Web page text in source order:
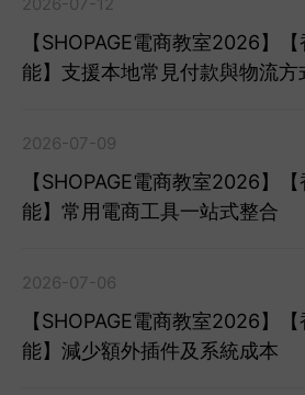
【SHOPAGE電商教室2026】
能】支援本地常見付款與物流方
2026-07-09
【SHOPAGE電商教室2026】
能】常用電商工具一站式整合
2026-07-06
【SHOPAGE電商教室2026】
能】減少額外插件及系統成本